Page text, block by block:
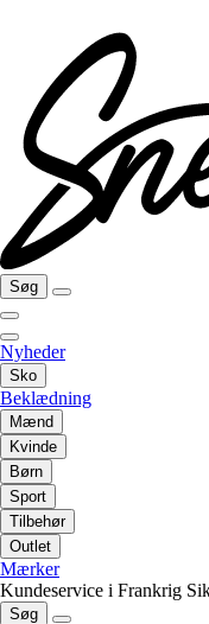
Søg
Nyheder
Sko
Beklædning
Mænd
Kvinde
Børn
Sport
Tilbehør
Outlet
Mærker
Kundeservice i Frankrig
Søg